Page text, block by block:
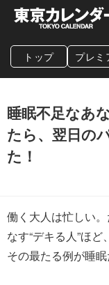
トップ プレミ
睡眠不足なあ
たら、翌日の
た！
働く大人は忙しい
なす“デキる人”ほ
その最たる例が睡眠